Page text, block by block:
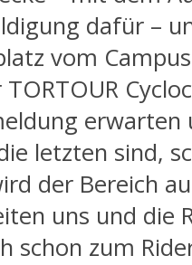
dafür –
vom
erwarten
letzten sind,
der Bereich
uns und die
schon zum